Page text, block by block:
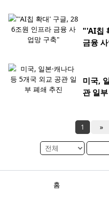
"'AI칩
금융
미국,
관 일
1 »
홈